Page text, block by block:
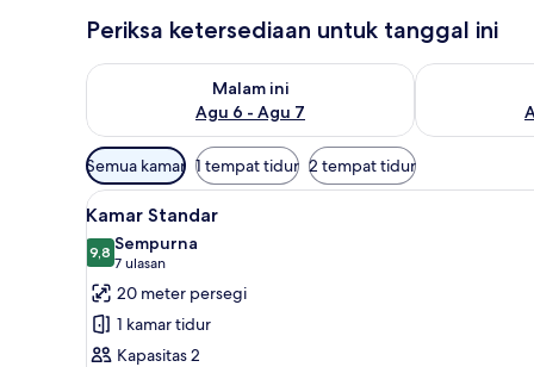
Periksa ketersediaan untuk tanggal ini
Malam ini
Agu 6 - Agu 7
Periksa ketersediaan untuk malam ini Agu 6 - Agu 7
Periksa
Filter
tersedia
untuk
kamar
Semua kamar 1 tempat tidur 2 tempat tidur
Lihat
semua
foto
untuk
Kamar
Standar
Kamar Standar | Brankas,
5
Kamar Standar
9,89,8 dari 10
Sempurna
7 ulasan
(7
ulasan)
20 meter persegi
1 kamar tidur
Kapasitas 2